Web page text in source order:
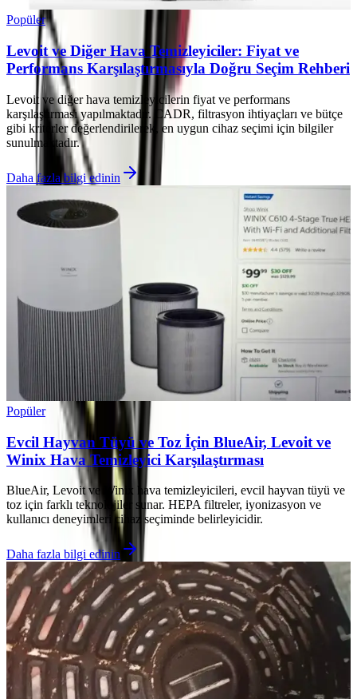
Popüler
Levoit ve Diğer Hava Temizleyiciler: Fiyat ve
Performans Karşılaştırmasıyla Doğru Seçim Rehberi
Levoit ve diğer hava temizleyicilerin fiyat ve performans
karşılaştırması yapılmaktadır. CADR, filtrasyon ihtiyaçları ve bütçe
gibi kriterler değerlendirilerek, en uygun cihaz seçimi için bilgiler
sunulmaktadır.
Daha fazla bilgi edinin
Popüler
Evcil Hayvan Tüyü ve Toz İçin BlueAir, Levoit ve
Winix Hava Temizleyici Karşılaştırması
BlueAir, Levoit ve Winix hava temizleyicileri, evcil hayvan tüyü ve
toz için farklı teknolojiler sunar. HEPA filtreler, iyonizasyon ve
kullanıcı deneyimleri cihaz seçiminde belirleyicidir.
Daha fazla bilgi edinin